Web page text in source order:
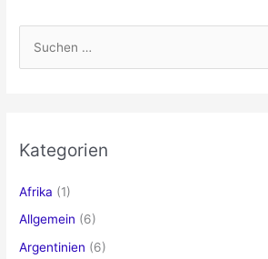
nKategorien
Afrika (1)
Allgemein (6)
Argentinien (6)